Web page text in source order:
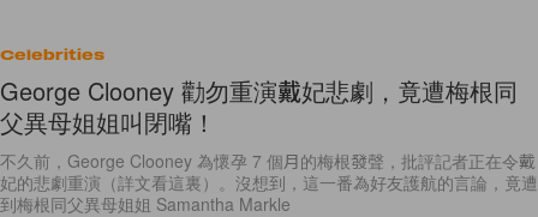
Celebrities
George Clooney 勸勿重演戴妃悲劇，竟遭梅根同
父異母姐姐叫閉嘴！
不久前，George Clooney 為懷孕 7 個月的梅根發聲，批評記者正在令戴
妃的悲劇重演（詳文看這裏）。沒想到，這一番為好友護航的言論，竟遭
到梅根同父異母姐姐 Samantha Markle